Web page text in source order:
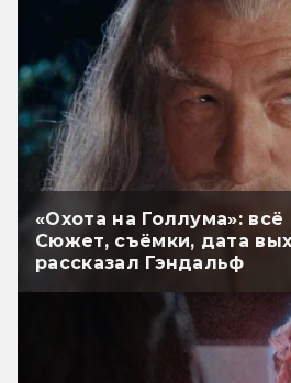
«Охота на Голлума»: всё
Сюжет, съёмки, дата
рассказал Гэндальф